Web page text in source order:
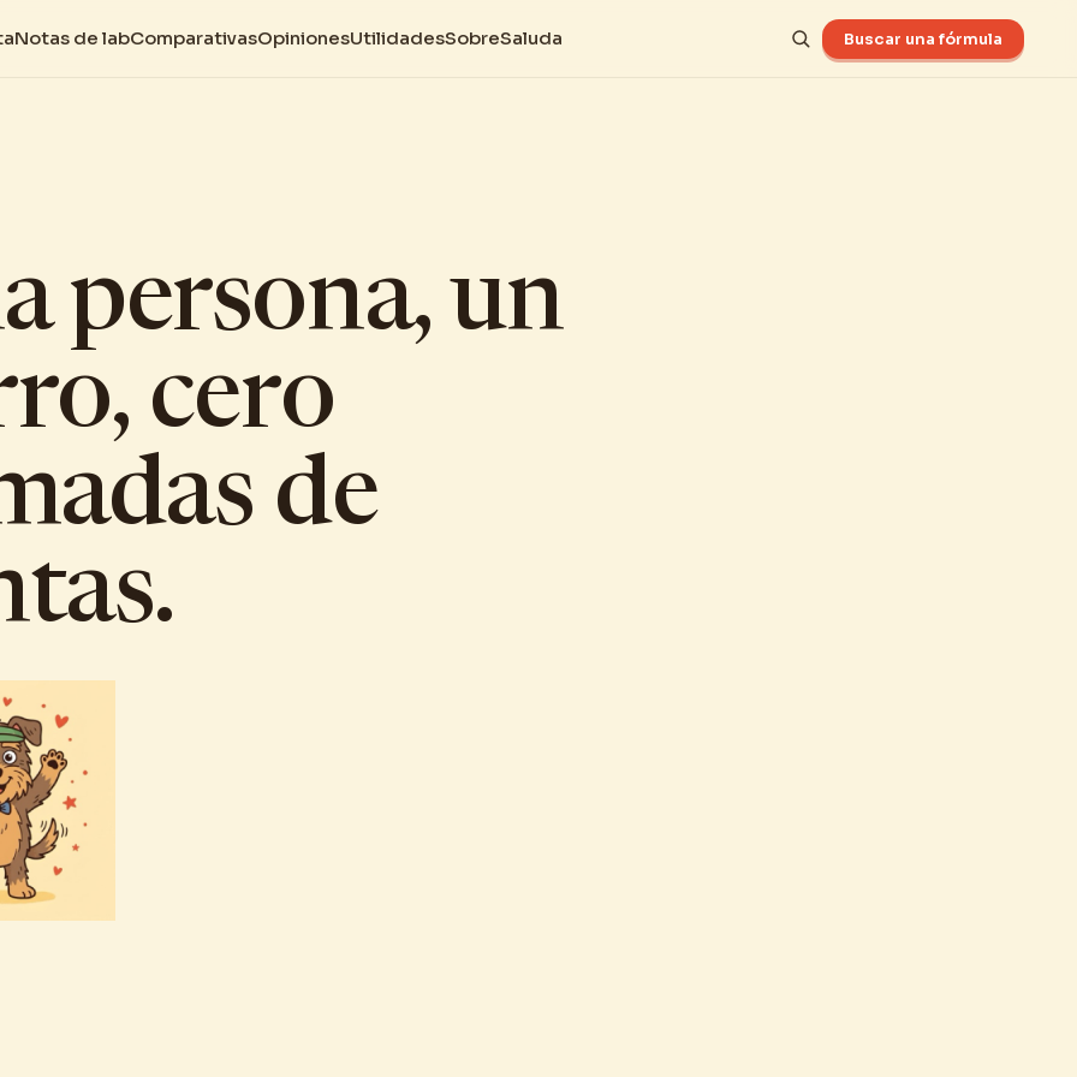
Notas de labComparativasOpinionesUtilidadesSobreSaluda Buscar una fórmula
persona, un
cero
de